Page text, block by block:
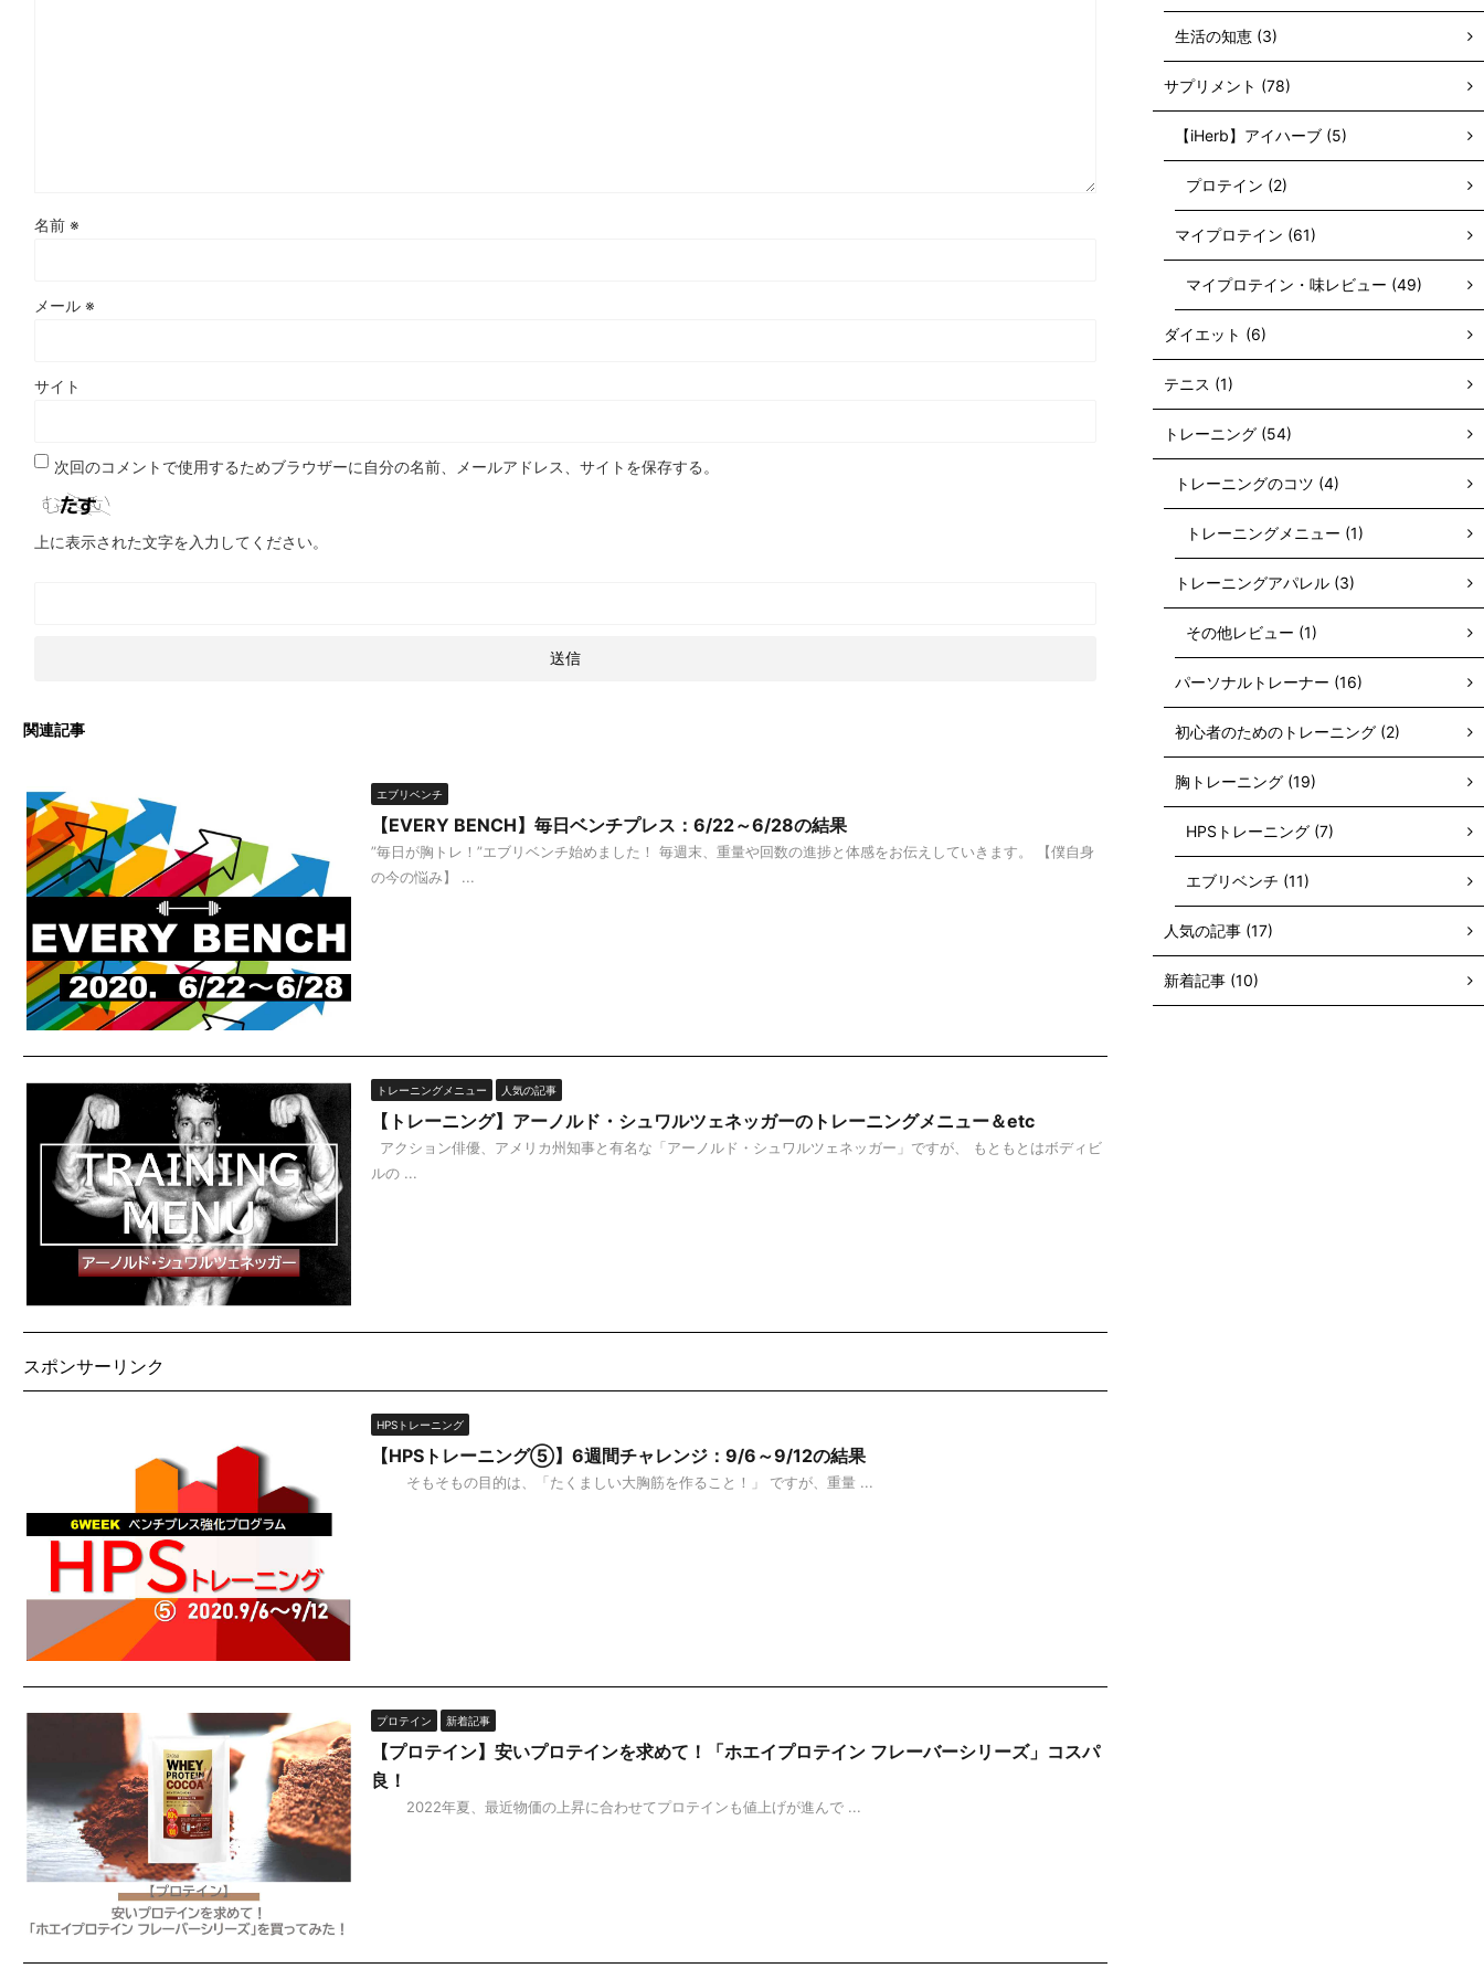
名前 ※
メール ※
サイト
次回のコメントで使用するためブラウザーに自分の名前、メールアドレス、サイトを保存する。
上に表示された文字を入力してください。
関連記事
エブリベンチ
【EVERY BENCH】毎日ベンチプレス：6/22～6/28の結果
”毎日が胸トレ！”エブリベンチ始めました！ 毎週末、重量や回数の進捗と体感をお伝えしていきます。 【僕自身
の今の悩み】 ...
トレーニングメニュー 人気の記事
【トレーニング】アーノルド・シュワルツェネッガーのトレーニングメニュー＆etc
アクション俳優、アメリカ州知事と有名な「アーノルド・シュワルツェネッガー」ですが、 もともとはボディビ
ルの ...
スポンサーリンク
HPSトレーニング
【HPSトレーニング⑤】6週間チャレンジ：9/6～9/12の結果
そもそもの目的は、「たくましい大胸筋を作ること！」 ですが、重量 ...
プロテイン 新着記事
【プロテイン】安いプロテインを求めて！「ホエイプロテイン フレーバーシリーズ」コスパ
良！
2022年夏、最近物価の上昇に合わせてプロテインも値上げが進んで ...
生活の知恵 (3)
サプリメント (78)
【iHerb】アイハーブ (5)
プロテイン (2)
マイプロテイン (61)
マイプロテイン・味レビュー (49)
ダイエット (6)
テニス (1)
トレーニング (54)
トレーニングのコツ (4)
トレーニングメニュー (1)
トレーニングアパレル (3)
その他レビュー (1)
パーソナルトレーナー (16)
初心者のためのトレーニング (2)
胸トレーニング (19)
HPSトレーニング (7)
エブリベンチ (11)
人気の記事 (17)
新着記事 (10)